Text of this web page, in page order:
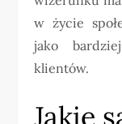
w życie
jako
klientów.
Jakie